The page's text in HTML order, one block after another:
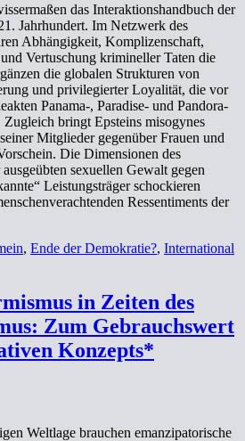
das Interaktionshandbuch der
Jahrhundert. Im Netzwerk des
Abhängigkeit, Komplizenschaft,
Vertuschung krimineller Taten die
die globalen Strukturen von
und privilegierter Loyalität, die vor
Panama-, Paradise- und Pandora-
bringt Epsteins misogynes
Mitglieder gegenüber Frauen und
Die Dimensionen des
sexuellen Gewalt gegen
Leistungsträger schockieren
Ressentiments der
, Ende der Demokratie?, International
in Zeiten des
Zum Gebrauchswert
Konzepts*
Weltlage brauchen emanzipatorische